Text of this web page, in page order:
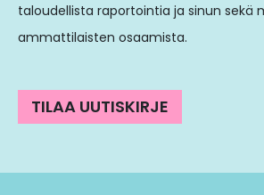
taloudellista raportointia ja sinun sekä
ammattilaisten osaamista.
TILAA UUTISKIRJE